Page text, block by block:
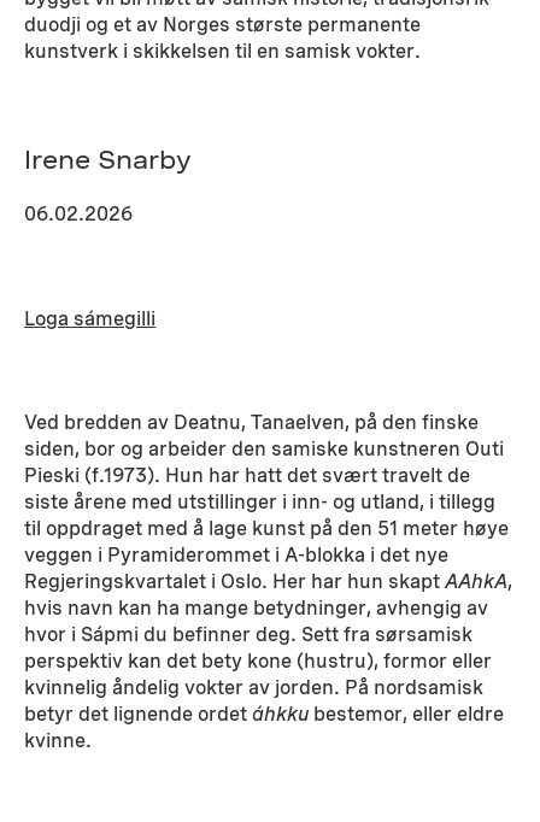
duodji og et av Norges største permanente
kunstverk i skikkelsen til en samisk vokter.
Irene Snarby
06.02.2026
Loga sámegilli
Ved bredden av Deatnu, Tanaelven, på den finske
siden, bor og arbeider den samiske kunstneren Outi
Pieski (f.1973). Hun har hatt det svært travelt de
siste årene med utstillinger i inn- og utland, i tillegg
til oppdraget med å lage kunst på den 51 meter høye
veggen i Pyramiderommet i A-blokka i det nye
Regjeringskvartalet i Oslo. Her har hun skaptAAhkA,
hvis navn kan ha mange betydninger, avhengig av
hvor i Sápmi du befinner deg. Sett fra sørsamisk
perspektiv kan det bety kone (hustru), formor eller
kvinnelig åndelig vokter av jorden. På nordsamisk
betyr det lignende ordetáhkku bestemor, eller eldre
kvinne.